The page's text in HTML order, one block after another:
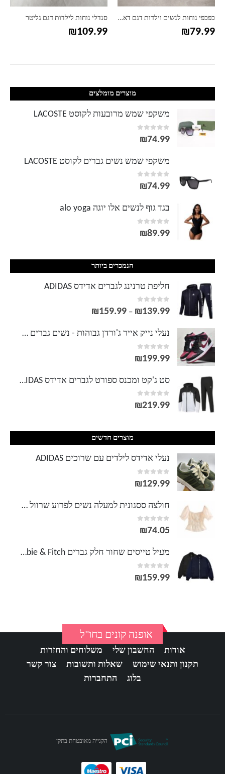
סנדלי נוחות לילדות דגם גליטר
₪109.99
₪79.99
מוצרים מומלצים
משקפי שמש מרובעות לקוסט LACOSTE
0
out of 5
₪74.99
משקפי שמש נשים גברים לקוסט LACOSTE
0
out of 5
₪74.99
בגד גוף לנשים אלו יוגה alo yoga
0
out of 5
₪89.99
הנמכרים ביותר
חליפת טרנינג לגברים אדידס ADIDAS
0
out of 5
₪139.99
–
₪159.99
נעלי נייק אייר ג'ורדן גבוהות - נשים גברים NIKE AIR JORDAN
0
out of 5
₪199.99
סט ג'קט ומכנס ספורט לגברים אדידס ADIDAS
0
out of 5
₪219.99
מוצרים חדשים
נעלי אדידס לילדים עם שרוכים ADIDAS
0
out of 5
₪129.99
חולצה ססגונית למעלה נשים לפרוע שרוול קצר חולצות קצוצות חולצות צווארון מרובע גבירותיי קיץ קפלים חולצה Blusas
0
out of 5
₪74.05
מעיל טייסים שחור חלק גברים Abercrombie & Fitch
0
out of 5
₪159.99
אופנה קונים בחו"ל
אודות החשבון שלי
משלוחים והחזרות
תקנון ותנאי שימוש
שאלות ותשובות
צור קשר
בלוג
התחברות
הקנייה מאובטחת בתקן